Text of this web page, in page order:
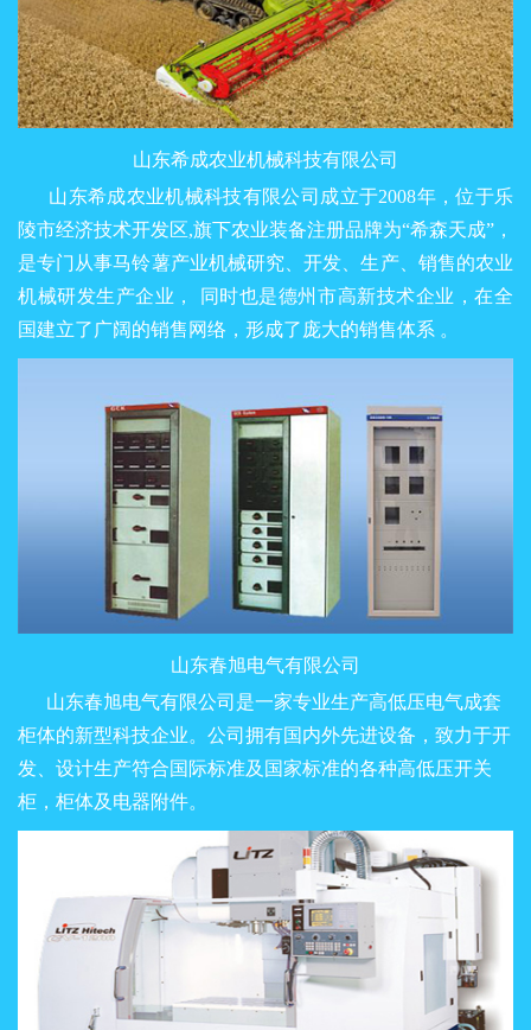
山东希成农业机械科技有限公司
山东希成农业机械科技有限公司成立于2008年，位于乐
陵市经济技术开发区,旗下农业装备注册品牌为“希森天成”，
是专门从事马铃薯产业机械研究、开发、生产、销售的农业
机械研发生产企业， 同时也是德州市高新技术企业，在全
国建立了广阔的销售网络，形成了庞大的销售体系 。
山东春旭电气有限公司
山东春旭电气有限公司是一家专业生产高低压电气成套
柜体的新型科技企业。公司拥有国内外先进设备，致力于开
发、设计生产符合国际标准及国家标准的各种高低压开关
柜，柜体及电器附件。